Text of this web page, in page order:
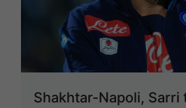
Shakhtar-Napoli, Sarri